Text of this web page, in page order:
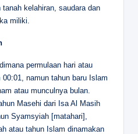
kelahiran, saudara dan
miliki.
permulaan hari atau
namun tahun baru Islam
atau munculnya bulan.
Masehi dari Isa Al Masih
Syamsyiah [matahari],
atau tahun Islam dinamakan